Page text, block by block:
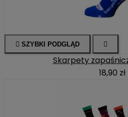
 SZYBKI PODGLĄD 
Skarpety
18,90 zł